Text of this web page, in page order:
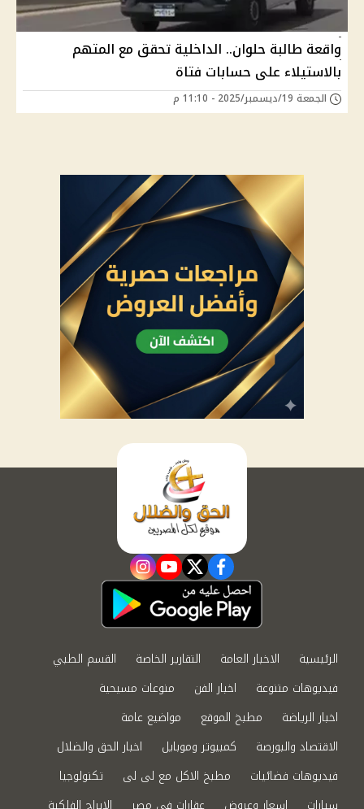
واقعة طالبة حلوان.. الداخلية تحقق مع المتهم
بالاستيلاء على حسابات فتاة
الجمعة 19/ديسمبر/2025 - 11:10 م
facebook
twitter
youtube
instagram
الرئيسية الاخبار العامة التقارير الخاصة
القسم الطبي
فيديوهات متنوعة
اخبار الفن
منوعات مسيحية
اخبار الرياضة
مطبخ الموقع
مواضيع عامة
الاقتصاد والبورصة
كمبيوتر وموبايل
اخبار الحق والضلال
فيديوهات فضائيات
مطبخ الاكل مع لى لى
تكنولوجيا